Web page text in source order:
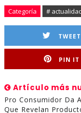
Categoría #
TWEET
PIN IT
Artículo más
Pro Consumidor Da
Que Revelan